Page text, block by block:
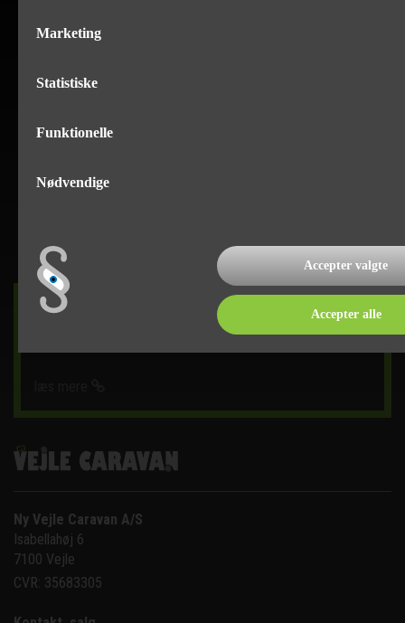
DET SKER
Ny Vejle Caravan A/S
Isabellahøj 6
7100 Vejle
CVR: 35683305
Marketing
Statistiske
Funktionelle
Nødvendige
Accepter valgte
Accepter alle